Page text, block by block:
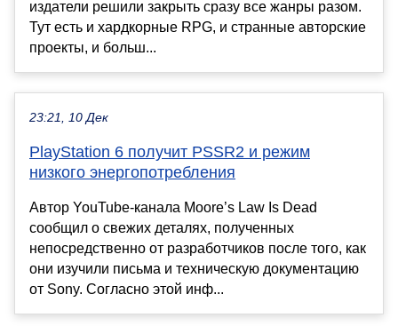
издатели решили закрыть сразу все жанры разом.
Тут есть и хардкорные RPG, и странные авторские
проекты, и больш...
23:21, 10 Дек
PlayStation 6 получит PSSR2 и режим
низкого энергопотребления
Автор YouTube-канала Moore’s Law Is Dead
сообщил о свежих деталях, полученных
непосредственно от разработчиков после того, как
они изучили письма и техническую документацию
от Sony. Согласно этой инф...